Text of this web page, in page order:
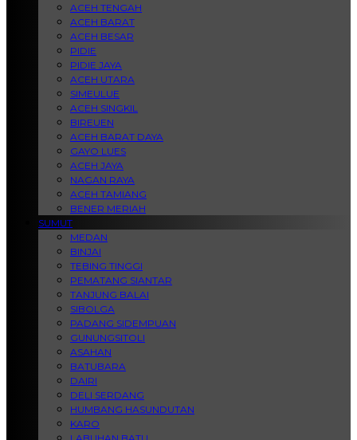
ACEH TENGAH
ACEH BARAT
ACEH BESAR
PIDIE
PIDIE JAYA
ACEH UTARA
SIMEULUE
ACEH SINGKIL
BIREUEN
ACEH BARAT DAYA
GAYO LUES
ACEH JAYA
NAGAN RAYA
ACEH TAMIANG
BENER MERIAH
SUMUT
MEDAN
BINJAI
TEBING TINGGI
PEMATANG SIANTAR
TANJUNG BALAI
SIBOLGA
PADANG SIDEMPUAN
GUNUNGSITOLI
ASAHAN
BATUBARA
DAIRI
DELI SERDANG
HUMBANG HASUNDUTAN
KARO